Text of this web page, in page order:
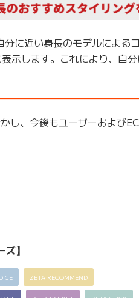
に近い身長のモデルによる
示します。これにより、自
し、今後もユーザーおよび
】
ZETA RECOMMEND